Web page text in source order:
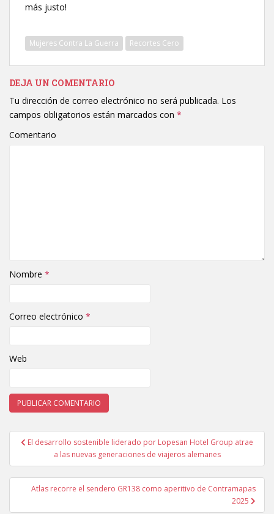
más justo!
Mujeres Contra La Guerra Recortes Cero
DEJA UN COMENTARIO
Tu dirección de correo electrónico no será publicada. Los
campos obligatorios están marcados con *
Comentario
Nombre *
Correo electrónico *
Web
Navegación de entradas
El desarrollo sostenible liderado por Lopesan Hotel Group atrae
a las nuevas generaciones de viajeros alemanes
Atlas recorre el sendero GR138 como aperitivo de Contramapas
2025